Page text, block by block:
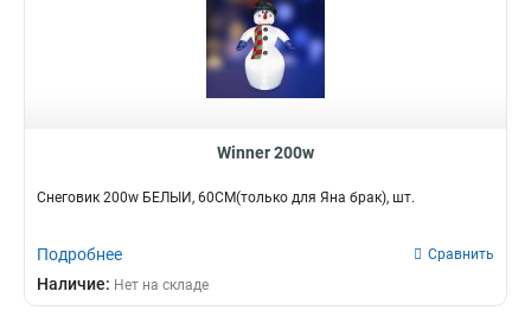
Winner 200w
Снеговик 200w БЕЛЫЙ, 60CM(только для Яна брак), шт.
Подробнее Сравнить
Наличие: Нет на складе